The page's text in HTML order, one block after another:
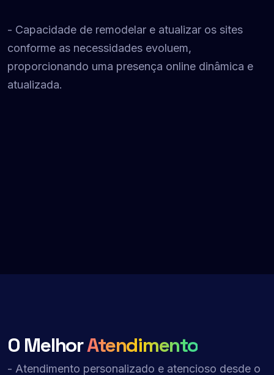
- Capacidade de remodelar e atualizar os sites
conforme as necessidades evoluem,
proporcionando uma presença online dinâmica e
atualizada.
O MelhorAtendimento
- Atendimento personalizado e atencioso desde o